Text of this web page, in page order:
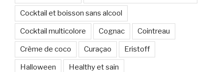
Cocktail et boisson sans alcool
Cocktail multicolore Cognac Cointreau
Crème de coco Curaçao Eristoff
Halloween Healthy et sain